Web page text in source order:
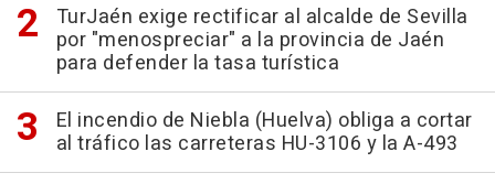
TurJaén exige rectificar al alcalde de Sevilla
por "menospreciar" a la provincia de Jaén
para defender la tasa turística
El incendio de Niebla (Huelva) obliga a cortar
al tráfico las carreteras HU-3106 y la A-493